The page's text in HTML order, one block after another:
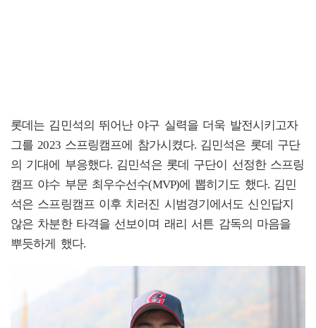
롯데는 김민석의 뛰어난 야구 실력을 더욱 발전시키고자
그를 2023 스프링캠프에 참가시켰다. 김민석은 롯데 구단
의 기대에 부응했다. 김민석은 롯데 구단이 선정한 스프링
캠프 야수 부문 최우수선수(MVP)에 뽑히기도 했다. 김민
석은 스프링캠프 이후 치러진 시범경기에서도 신인답지
않은 차분한 타격을 선보이며 래리 서튼 감독의 마음을
뿌듯하게 했다.